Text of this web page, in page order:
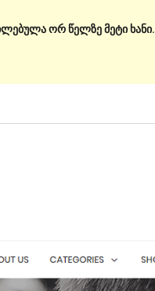
ორ წელზე მეტი ხანი